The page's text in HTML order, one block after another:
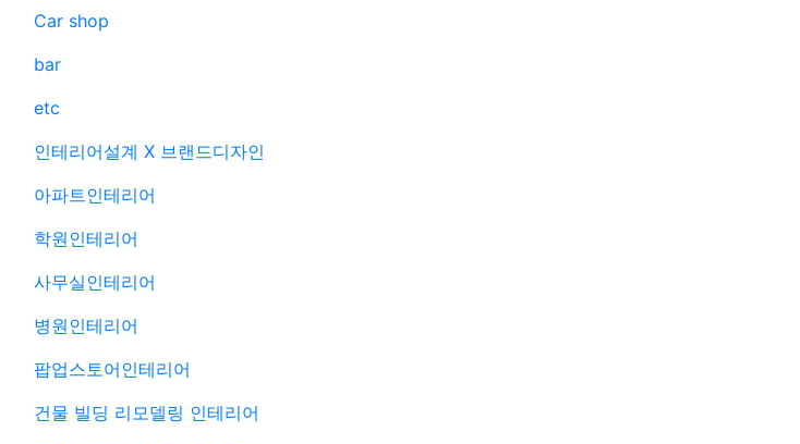
Car shop
bar
etc
인테리어설계 X 브랜드디자인
아파트인테리어
학원인테리어
사무실인테리어
병원인테리어
팝업스토어인테리어
건물 빌딩 리모델링 인테리어